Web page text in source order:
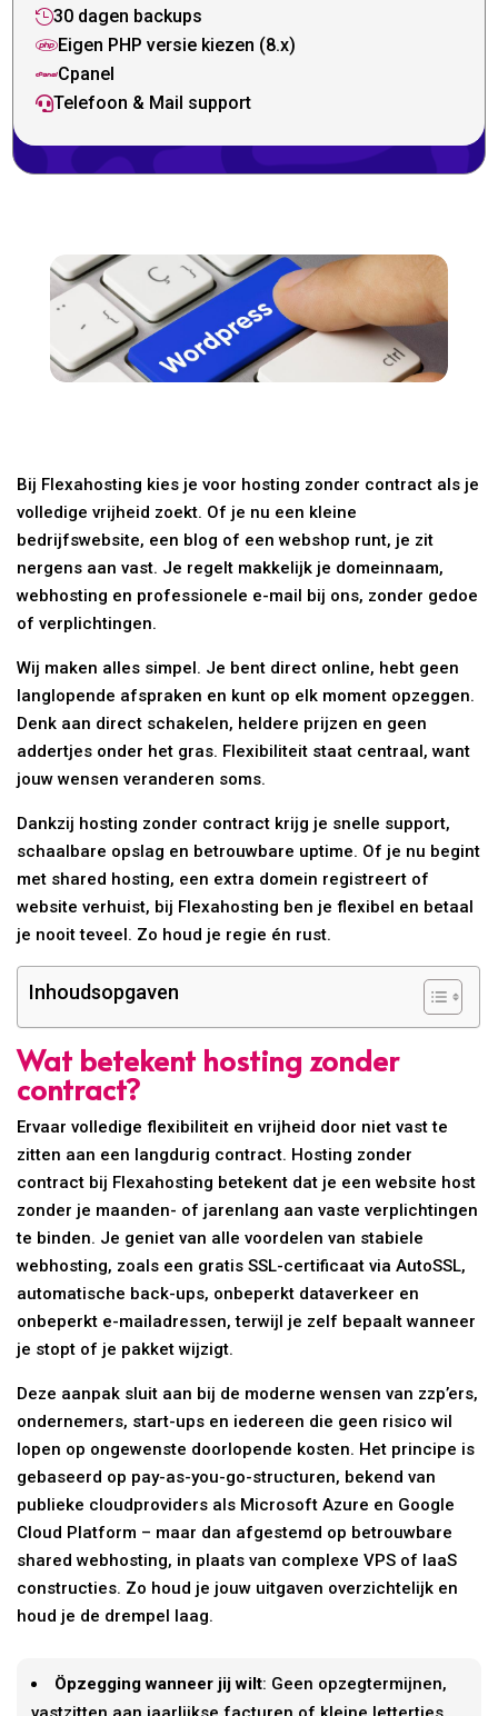
30 dagen backups
Eigen PHP versie kiezen (8.x)
Cpanel
Telefoon & Mail support
Bij Flexahosting kies je voor hosting zonder contract als je
volledige vrijheid zoekt. Of je nu een kleine
bedrijfswebsite, een blog of een webshop runt, je zit
nergens aan vast. Je regelt makkelijk je domeinnaam,
webhosting en professionele e-mail bij ons, zonder gedoe
of verplichtingen.
Wij maken alles simpel. Je bent direct online, hebt geen
langlopende afspraken en kunt op elk moment opzeggen.
Denk aan direct schakelen, heldere prijzen en geen
addertjes onder het gras. Flexibiliteit staat centraal, want
jouw wensen veranderen soms.
Dankzij hosting zonder contract krijg je snelle support,
schaalbare opslag en betrouwbare uptime. Of je nu begint
met shared hosting, een extra domein registreert of
website verhuist, bij Flexahosting ben je flexibel en betaal
je nooit teveel. Zo houd je regie én rust.
Inhoudsopgaven
Wat betekent hosting zonder
contract?
Ervaar volledige flexibiliteit en vrijheid door niet vast te
zitten aan een langdurig contract. Hosting zonder
contract bij Flexahosting betekent dat je een website host
zonder je maanden- of jarenlang aan vaste verplichtingen
te binden. Je geniet van alle voordelen van stabiele
webhosting, zoals een gratis SSL-certificaat via AutoSSL,
automatische back-ups, onbeperkt dataverkeer en
onbeperkt e-mailadressen, terwijl je zelf bepaalt wanneer
je stopt of je pakket wijzigt.
Deze aanpak sluit aan bij de moderne wensen van zzp’ers,
ondernemers, start-ups en iedereen die geen risico wil
lopen op ongewenste doorlopende kosten. Het principe is
gebaseerd op pay-as-you-go-structuren, bekend van
publieke cloudproviders als Microsoft Azure en Google
Cloud Platform – maar dan afgestemd op betrouwbare
shared webhosting, in plaats van complexe VPS of IaaS
constructies. Zo houd je jouw uitgaven overzichtelijk en
houd je de drempel laag.
Öpzegging wanneer jij wilt: Geen opzegtermijnen,